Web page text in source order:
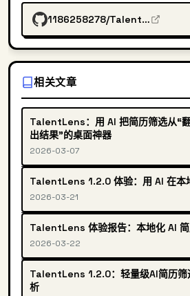
1186258278/TalentLens
相关文章
TalentLens：用 AI 把简历筛选从“
出结果”的桌面神器
2026-03-07
TalentLens 1.2.0 体验：用 AI 在本
2026-03-21
TalentLens 体验报告：本地化 AI 简
2026-03-22
TalentLens 1.2.0：轻量级AI简历筛
析